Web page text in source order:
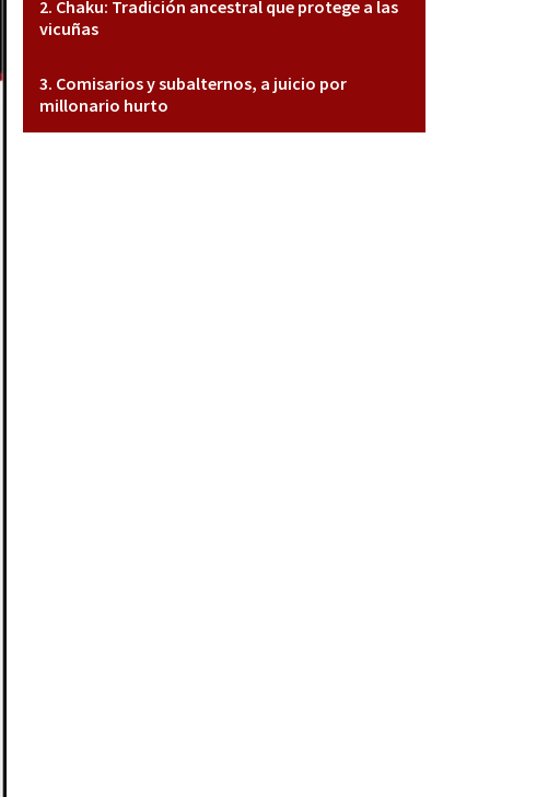
Chaku: Tradición ancestral que protege a las
vicuñas
Comisarios y subalternos, a juicio por
millonario hurto